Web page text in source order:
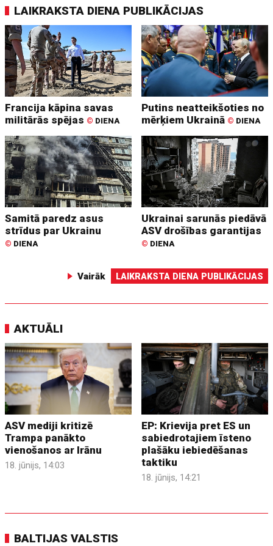
LAIKRAKSTA DIENA PUBLIKĀCIJAS
Francija kāpina savas
militārās spējas © DIENA
Putins neatteikšoties no
mērķiem Ukrainā © DIENA
Samitā paredz asus
strīdus par Ukrainu
© DIENA
Ukrainai sarunās piedāvā
ASV drošības garantijas
© DIENA
Vairāk LAIKRAKSTA DIENA PUBLIKĀCIJAS
AKTUĀLI
ASV mediji kritizē
Trampa panākto
vienošanos ar Irānu
18. jūnijs, 14:03
EP: Krievija pret ES un
sabiedrotajiem īsteno
plašāku iebiedēšanas
taktiku
18. jūnijs, 14:21
BALTIJAS VALSTIS